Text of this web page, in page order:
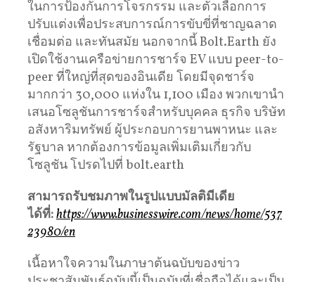
ในการป้องกันการโจรกรรม และตัวเลือกการ
ปรับแต่งเพื่อประสบการณ์การขับขี่ที่ชาญฉลาด
เชื่อมต่อ และทันสมัย นอกจากนี้ Bolt.Earth ยัง
เปิดใช้งานเครือข่ายการชาร์จ EV แบบ peer-to-
peer ที่ใหญ่ที่สุดของอินเดีย โดยมีจุดชาร์จ
มากกว่า 30,000 แห่งใน 1,100 เมือง พวกเขานำ
เสนอโซลูชันการชาร์จสำหรับบุคคล ธุรกิจ บริษัท
อสังหาริมทรัพย์ ผู้ประกอบการยานพาหนะ และ
รัฐบาล หากต้องการข้อมูลเพิ่มเติมเกี่ยวกับ
โซลูชัน โปรดไปที่ bolt.earth
สามารถรับชมภาพในรูปแบบมัลติมีเดีย
ได้ที่:https://www.businesswire.com/news/home/537
23980/en
เนื้อหาใจความในภาษาต้นฉบับของข่าว